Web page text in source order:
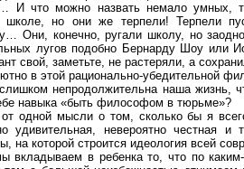
И что можно назвать немало умных,
но они же терпели! Терпели
Они, конечно, ругали школу, но
лугов подобно Бернарду Шоу
свой, заметьте, не растеряли, а
в этой рационально-убедительной
непродолжительна наша жизнь,
навыка «быть философом в тюрьме»?
одной мысли о том, сколько бы я
удивительная, невероятно честная
на которой строится идеология всей
вкладываем в ребенка то, что по